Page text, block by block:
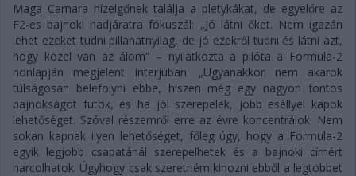
Maga Camara hízelgőnek találja a pletykákat, de egyelőre az
F2-es bajnoki hadjáratra fókuszál: „Jó látni őket. Nem igazán
lehet ezeket tudni pillanatnyilag, de jó ezekről tudni és látni azt,
hogy közel van az álom” – nyilatkozta a pilóta a Formula-2
honlapján megjelent interjúban. „Ugyanakkor nem akarok
túlságosan belefolyni ebbe, hiszen még egy nagyon fontos
bajnokságot futok, és ha jól szerepelek, jobb eséllyel kapok
lehetőséget. Szóval részemről erre az évre koncentrálok. Nem
sokan kapnak ilyen lehetőséget, főleg úgy, hogy a Formula-2
egyik legjobb csapatánál szerepelhetek és a bajnoki címért
harcolhatok. Úgyhogy csak szeretném kihozni ebből a legtöbbet